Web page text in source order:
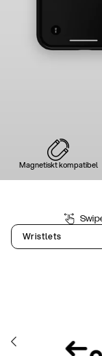
Magnetiskt kompatibel
Wristlets